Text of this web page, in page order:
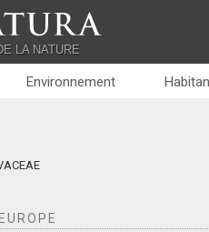
LA NATURE
Environnement
EUROPE